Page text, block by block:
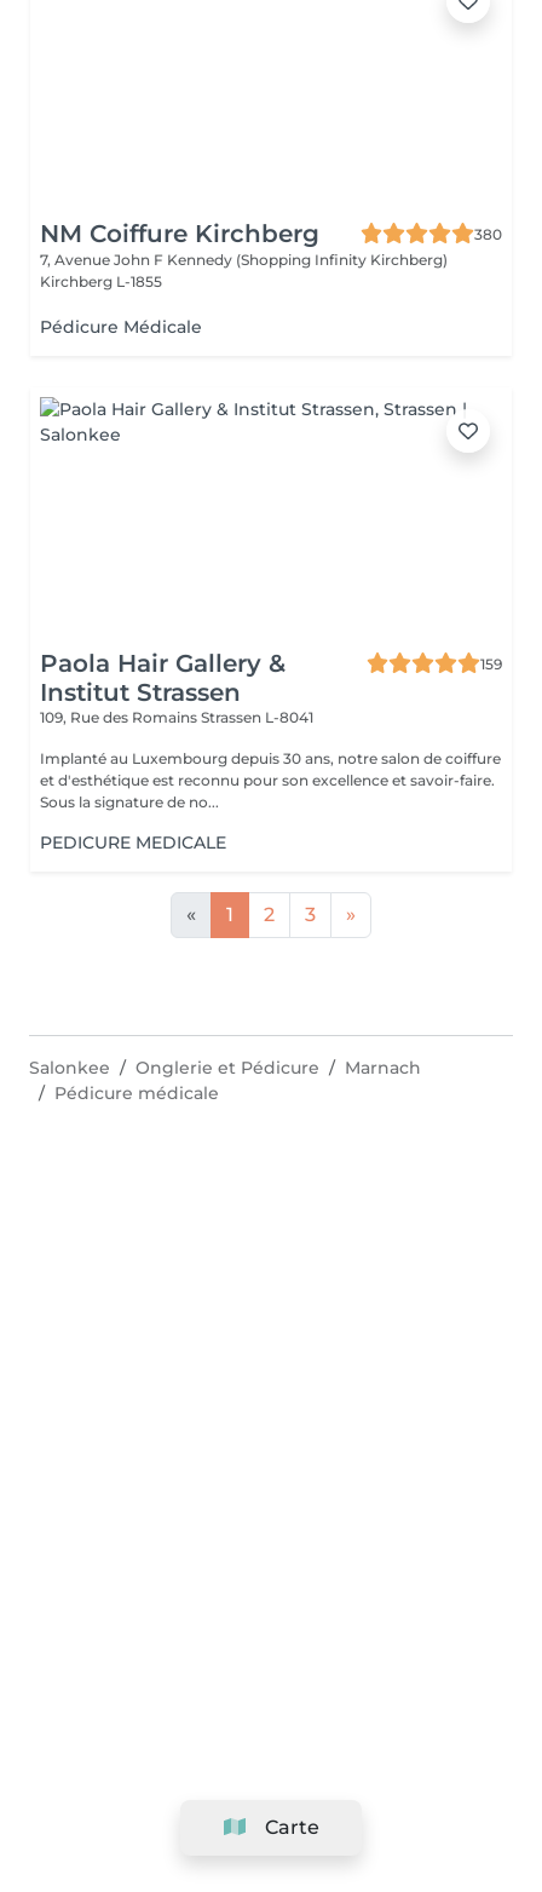
NM Coiffure Kirchberg
380
7, Avenue John F Kennedy (Shopping Infinity Kirchberg)
Kirchberg L-1855
Pédicure Médicale
Paola Hair Gallery &
Institut Strassen
159
109, Rue des Romains Strassen L-8041
Implanté au Luxembourg depuis 30 ans, notre salon de coiffure
et d'esthétique est reconnu pour son excellence et savoir-faire.
Sous la signature de no...
PEDICURE MEDICALE
« 1 2 3 »
Carte
Salonkee Onglerie et Pédicure
Marnach
Pédicure médicale